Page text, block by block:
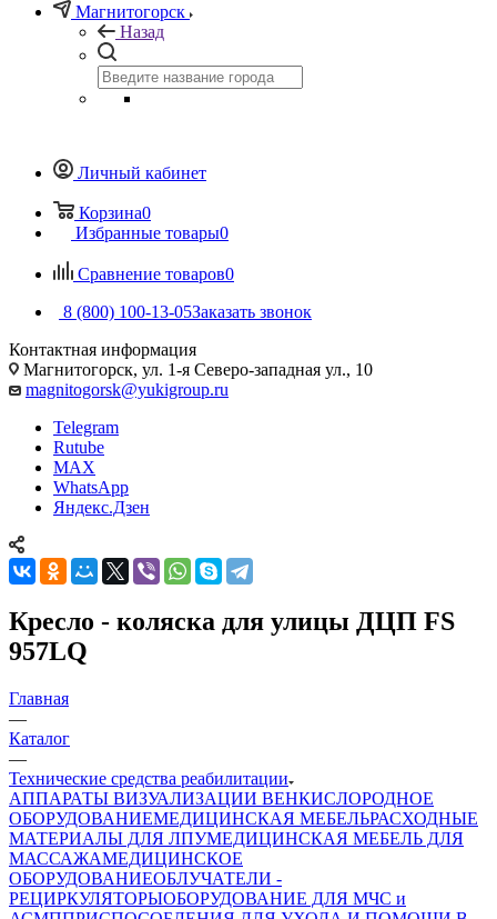
Магнитогорск
Назад
Личный кабинет
Корзина0
Избранные товары0
Сравнение товаров0
8 (800) 100-13-05Заказать звонок
Контактная информация
Магнитогорск, ул. 1-я Северо-западная ул., 10
magnitogorsk@yukigroup.ru
Telegram
Rutube
MAX
WhatsApp
Яндекс.Дзен
Кресло - коляска для улицы ДЦП FS
957LQ
Главная
—
Каталог
—
Технические средства реабилитации
АППАРАТЫ ВИЗУАЛИЗАЦИИ ВЕНКИСЛОРОДНОЕ
ОБОРУДОВАНИЕМЕДИЦИНСКАЯ МЕБЕЛЬРАСХОДНЫЕ
МАТЕРИАЛЫ ДЛЯ ЛПУМЕДИЦИНСКАЯ МЕБЕЛЬ ДЛЯ
МАССАЖАМЕДИЦИНСКОЕ
ОБОРУДОВАНИЕОБЛУЧАТЕЛИ -
РЕЦИРКУЛЯТОРЫОБОРУДОВАНИЕ ДЛЯ МЧС и